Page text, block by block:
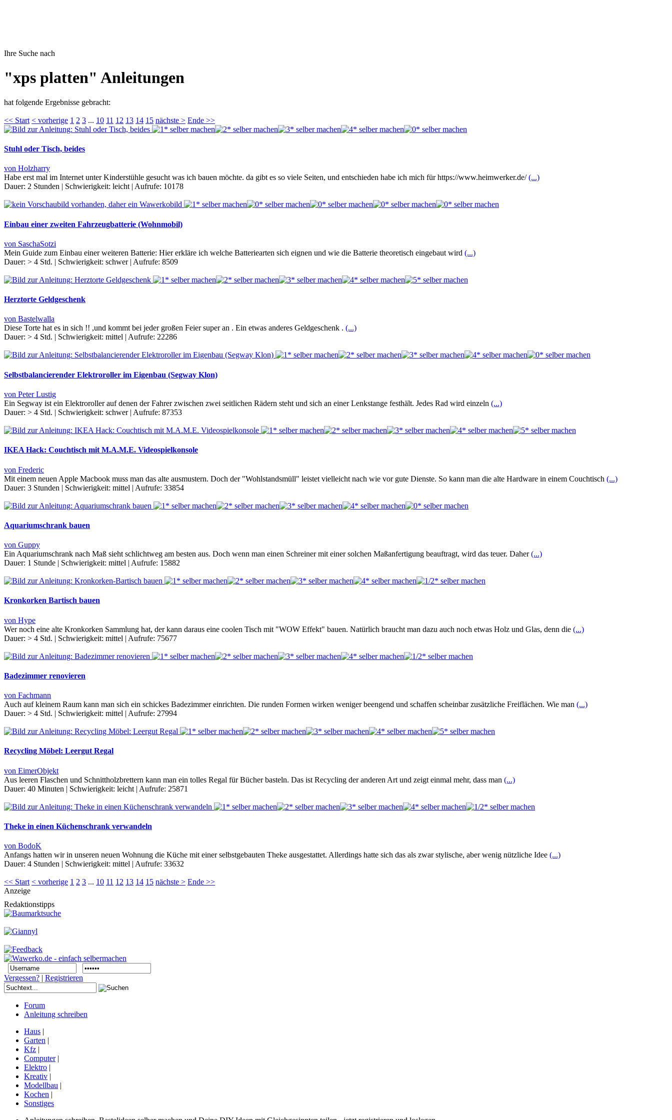
Ihre Suche nach
"xps platten" Anleitungen
hat folgende Ergebnisse gebracht:
<< Start < vorherige 1 2 3 ... 10 11 12 13 14 15 nächste > Ende >>
Stuhl oder Tisch, beides
von Holzharry
Habe erst mal im Internet unter Kinderstühle gesucht was ich bauen möchte. da gibt es so viele Seiten, und entschieden habe ich mich für https://www.heimwerker.de/(...)
Dauer: 2 Stunden | Schwierigkeit: leicht | Aufrufe: 10178
Einbau einer zweiten Fahrzeugbatterie (Wohnmobil)
von SaschaSotzi
Mein Guide zum Einbau einer weiteren Batterie: Hier erkläre ich welche Batteriearten sich eignen und wie die Batterie theoretisch eingebaut wird (...)
Dauer: > 4 Std. | Schwierigkeit: schwer | Aufrufe: 8509
Herztorte Geldgeschenk
von Bastelwalla
Diese Torte hat es in sich !! ,und kommt bei jeder großen Feier super an . Ein etwas anderes Geldgeschenk . (...)
Dauer: > 4 Std. Schwierigkeit: mittel Aufrufe: 22286
Selbstbalancierender Elektroroller im Eigenbau (Segway Klon)
von Peter Lustig
Ein Segway ist ein Elektroroller auf denen der Fahrer zwischen zwei seitlichen Rädern steht und sich an einer Lenkstange festhält. Jedes Rad wird einzeln (...)
Dauer: > 4 Std. | Schwierigkeit: schwer | Aufrufe: 87353
IKEA Hack: Couchtisch mit M.A.M.E. Videospielkonsole
von Frederic
Mit einem neuen Apple Macbook muss man das alte ausmustern. Doch der "Wohlstandsmüll" leistet vielleicht nach wie vor gute Dienste. So kann man die alte Hardware in einem Couchtisch (...)
Dauer: 3 Stunden | Schwierigkeit: mittel | Aufrufe: 33854
Aquariumschrank bauen
von Guppy
Ein Aquariumschrank nach Maß sieht schlichtweg am besten aus. Doch wenn man einen Schreiner mit einer solchen Maßanfertigung beauftragt, wird das teuer. Daher(...)
Dauer: 1 Stunde | Schwierigkeit: mittel | Aufrufe: 15882
Kronkorken Bartisch bauen
von Hype
Wer noch eine alte Kronkorken Sammlung hat, der kann daraus eine coolen Tisch mit "WOW Effekt" bauen. Natürlich braucht man dazu auch noch etwas Holz und Glas, denn die (...)
Dauer: > 4 Std. | Schwierigkeit: mittel | Aufrufe: 75677
Badezimmer renovieren
von Fachmann
Auch auf kleinem Raum kann man sich ein schickes Badezimmer einrichten. Die runden Formen wirken weniger beengend und schaffen scheinbar zusätzliche Freiflächen. Wie man (...)
Dauer: > 4 Std. | Schwierigkeit: mittel | Aufrufe: 27994
Recycling Möbel: Leergut Regal
von EimerObjekt
Aus leeren Flaschen und Schnittholzbrettern kann man ein tolles Regal für Bücher basteln. Das ist Recycling der anderen Art und zeigt einmal mehr, dass man (...)
Dauer: 40 Minuten | Schwierigkeit: leicht | Aufrufe: 25871
Theke in einen Küchenschrank verwandeln
von BodoK
Anfangs hatten wir in unseren neuen Wohnung die Küche mit einer selbstgebauten Theke ausgestattet. Allerdings hatte sich das als zwar stylische, aber wenig nützliche Idee (...)
Dauer: 4 Stunden | Schwierigkeit: mittel | Aufrufe: 33632
<< Start < vorherige 1 2 3 ... 10 11 12 13 14 15 nächste > Ende >>
Anzeige
Redaktionstipps
Vergessen? | Registrieren
Forum
Anleitung schreiben
Haus |
Garten |
Kfz |
Computer|
Elektro |
Kreativ |
Modellbau |
Kochen |
Sonstiges